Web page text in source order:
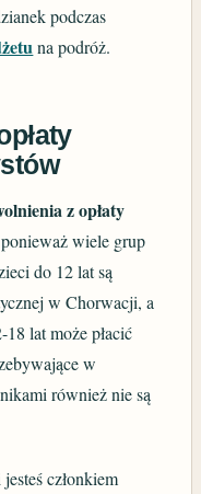
podczas
na podróż.
z opłaty
wiele grup
do 12 lat są
w Chorwacji, a
lat może płacić
w
również nie są
członkiem